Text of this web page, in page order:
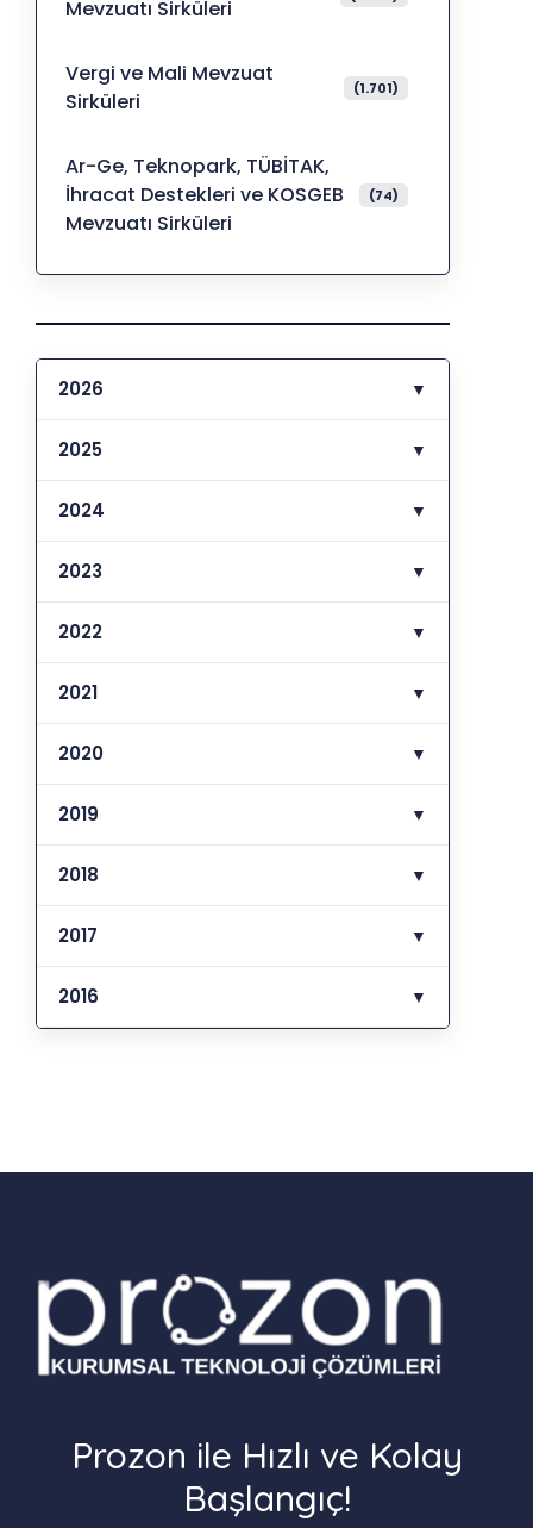
Mevzuatı Sirküleri
Vergi ve Mali Mevzuat
Sirküleri
(1.701)
Ar-Ge, Teknopark, TÜBİTAK,
İhracat Destekleri ve KOSGEB
Mevzuatı Sirküleri
(74)
2026 ▼
2025 ▼
2024 ▼
2023 ▼
2022 ▼
2021 ▼
2020 ▼
2019 ▼
2018 ▼
2017 ▼
2016 ▼
Prozon ile Hızlı ve Kolay
Başlangıç!